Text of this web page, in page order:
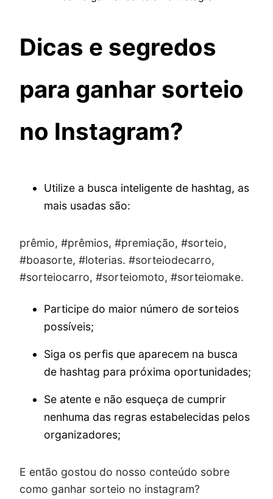
Dicas e segredos
para ganhar sorteio
no Instagram?
Utilize a busca inteligente de hashtag, as
mais usadas são:
prêmio, #prêmios, #premiação, #sorteio,
#boasorte, #loterias. #sorteiodecarro,
#sorteiocarro, #sorteiomoto, #sorteiomake.
Participe do maior número de sorteios
possíveis;
Siga os perfis que aparecem na busca
de hashtag para próxima oportunidades;
Se atente e não esqueça de cumprir
nenhuma das regras estabelecidas pelos
organizadores;
E então gostou do nosso conteúdo sobre
como ganhar sorteio no instagram?